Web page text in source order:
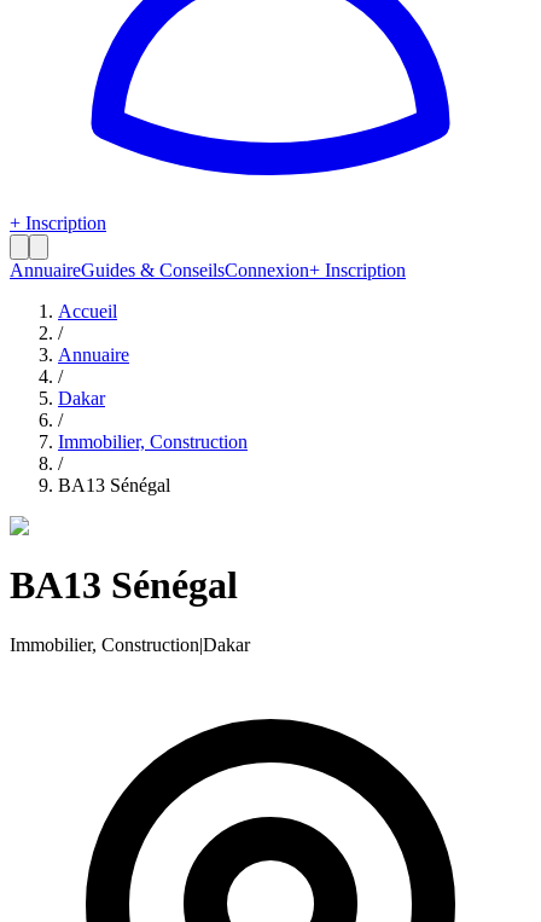
+ Inscription
AnnuaireGuides & ConseilsConnexion+ Inscription
Accueil
/
Annuaire
/
Dakar
/
Immobilier, Construction
/
BA13 Sénégal
BA13 Sénégal
Immobilier, Construction|Dakar